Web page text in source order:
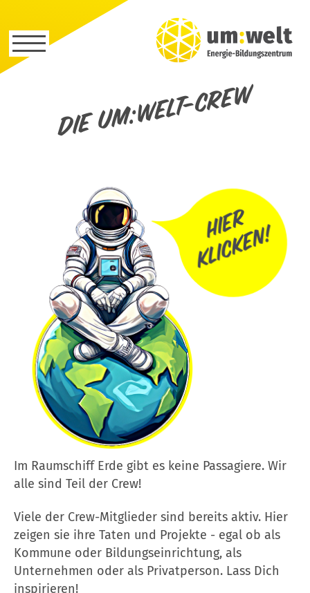
Die um:welt-Crew
Im Raumschiff Erde gibt es keine Passagiere. Wir
alle sind Teil der Crew!
Viele der Crew-Mitglieder sind bereits aktiv. Hier
zeigen sie ihre Taten und Projekte - egal ob als
Kommune oder Bildungseinrichtung, als
Unternehmen oder als Privatperson. Lass Dich
inspirieren!